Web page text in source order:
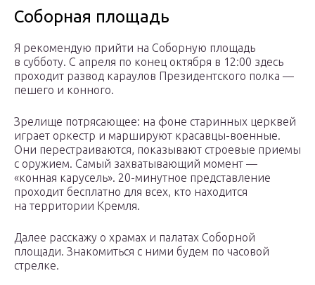
Соборная площадь
Я рекомендую прийти на Соборную площадь
в субботу. С апреля по конец октября в 12:00 здесь
проходит развод караулов Президентского полка —
пешего и конного.
Зрелище потрясающее: на фоне старинных церквей
играет оркестр и маршируют красавцы-военные.
Они перестраиваются, показывают строевые приемы
с оружием. Самый захватывающий момент —
«конная карусель». 20-минутное представление
проходит бесплатно для всех, кто находится
на территории Кремля.
Далее расскажу о храмах и палатах Соборной
площади. Знакомиться с ними будем по часовой
стрелке.